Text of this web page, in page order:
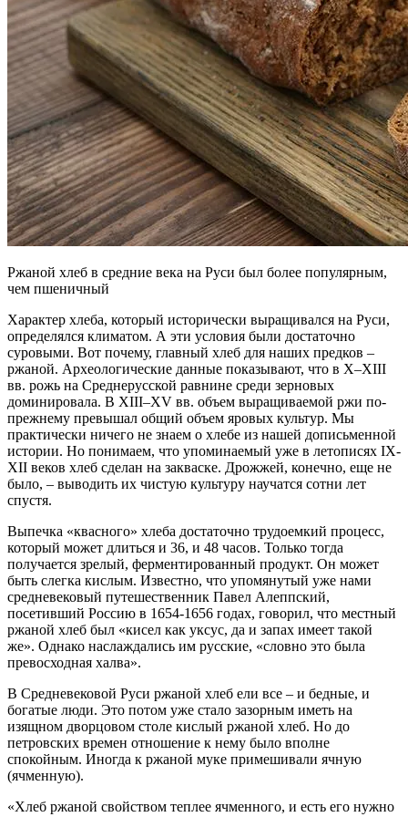
Ржаной хлеб в средние века на Руси был более популярным,
чем пшеничный
Характер хлеба, который исторически выращивался на Руси,
определялся климатом. А эти условия были достаточно
суровыми. Вот почему, главный хлеб для наших предков –
ржаной. Археологические данные показывают, что в X–XIII
вв. рожь на Среднерусской равнине среди зерновых
доминировала. В XIII–XV вв. объем выращиваемой ржи по-
прежнему превышал общий объем яровых культур. Мы
практически ничего не знаем о хлебе из нашей дописьменной
истории. Но понимаем, что упоминаемый уже в летописях IX-
XII веков хлеб сделан на закваске. Дрожжей, конечно, еще не
было, – выводить их чистую культуру научатся сотни лет
спустя.
Выпечка «квасного» хлеба достаточно трудоемкий процесс,
который может длиться и 36, и 48 часов. Только тогда
получается зрелый, ферментированный продукт. Он может
быть слегка кислым. Известно, что упомянутый уже нами
средневековый путешественник Павел Алеппский,
посетивший Россию в 1654-1656 годах, говорил, что местный
ржаной хлеб был «кисел как уксус, да и запах имеет такой
же». Однако наслаждались им русские, «словно это была
превосходная халва».
В Средневековой Руси ржаной хлеб ели все – и бедные, и
богатые люди. Это потом уже стало зазорным иметь на
изящном дворцовом столе кислый ржаной хлеб. Но до
петровских времен отношение к нему было вполне
спокойным. Иногда к ржаной муке примешивали ячную
(ячменную).
«Хлеб ржаной свойством теплее ячменного, и есть его нужно